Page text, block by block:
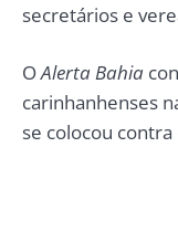
secretários e
OAlerta Bahia
carinhanhenses
se colocou contra